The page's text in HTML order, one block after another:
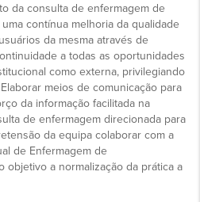
da consulta de enfermagem de
contínua melhoria da qualidade
da mesma através de
a todas as oportunidades
como externa, privilegiando
meios de comunicação para
da informação facilitada na
de enfermagem direcionada para
da equipa colaborar com a
de Enfermagem de
objetivo a normalização da prática a